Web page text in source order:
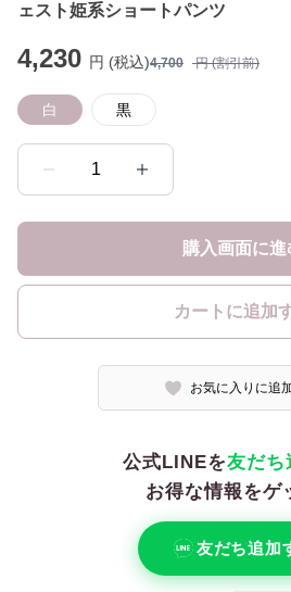
ェスト姫系ショートパンツ
4,230 円 (税込)4,700 円 (割引前)
白 黒
1
購入画面に進
カートに追加
お気に入りに追
公式LINEを友だち
お得な情報を
友だち追加